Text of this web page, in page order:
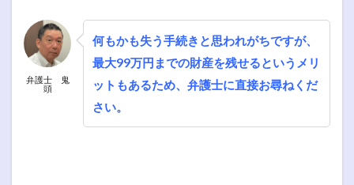
弁護士 鬼
頭
何もかも失う手続きと思われがちですが、
最大99万円までの財産を残せるというメリ
ットもあるため、弁護士に直接お尋ねくだ
さい。